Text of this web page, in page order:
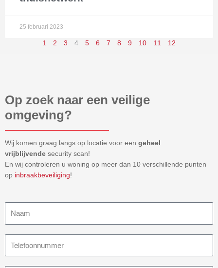
25 februari 2023
1 2 3 4 5 6 7 8 9 10 11 12
Op zoek naar een veilige
omgeving?
Wij komen graag langs op locatie voor een geheel
vrijblijvende security scan!
En wij controleren u woning op meer dan 10 verschillende punten
op inbraakbeveiliging!